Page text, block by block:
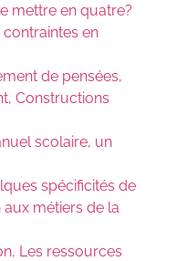
mettre en quatre?
en
de pensées,
Constructions
scolaire, un
spécificités de
métiers de la
Les ressources